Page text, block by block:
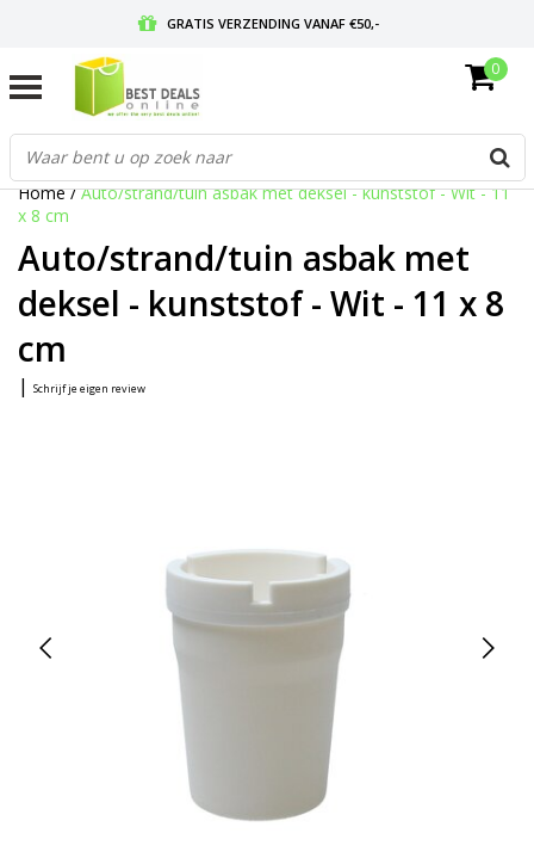
GRATIS VERZENDING VANAF €50,-
GRATIS RETOURNEREN EN 30 DAGEN BEDENKTIJD
0
Home/Auto/strand/tuin asbak met deksel - kunststof - Wit - 11
x 8 cm
Auto/strand/tuin asbak met
deksel - kunststof - Wit - 11 x 8
cm
| Schrijf je eigen review